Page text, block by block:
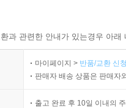
과 관련한 안내가 있는경우 아
마이페이지 > 반품/교환 신
판매자 배송 상품은 판매자
출고 완료 후 10일 이내의